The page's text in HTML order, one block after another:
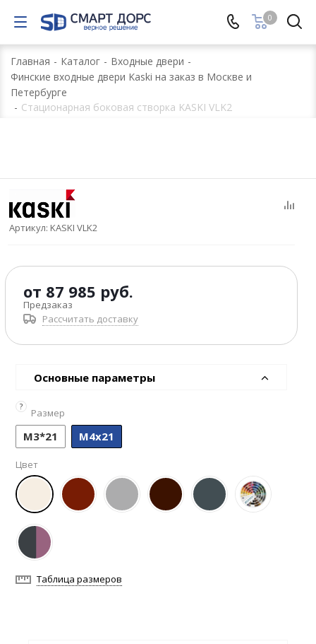
0
Главная - Каталог - Входные двери -
Финские входные двери Kaski на заказ в Москве и
Петербурге
- Стационарная боковая створка KASKI VLK2
Артикул: KASKI VLK2
от 87 985 руб.
Предзаказ
Рассчитать доставку
Основные параметры
?
Размер
М3*21 М4х21
Цвет
Таблица размеров